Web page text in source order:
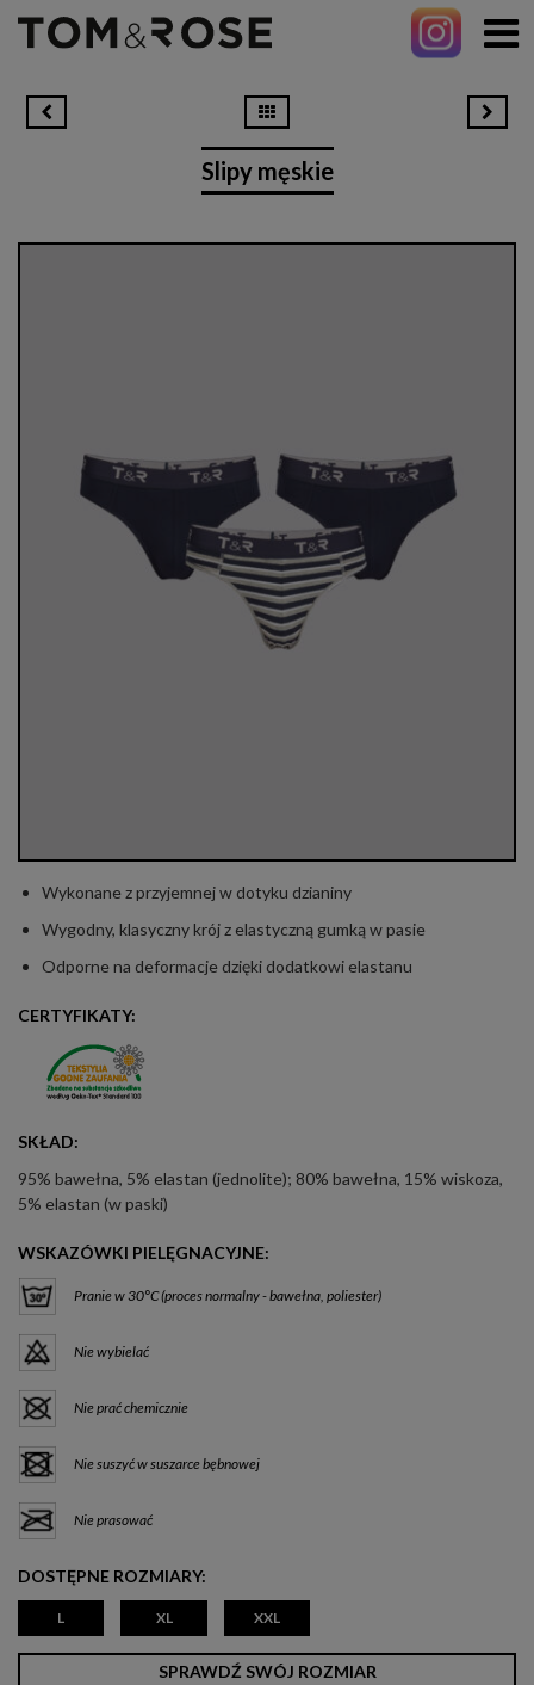
Slipy męskie
Wykonane z przyjemnej w dotyku dzianiny
Wygodny, klasyczny krój z elastyczną gumką w pasie
Odporne na deformacje dzięki dodatkowi elastanu
CERTYFIKATY:
SKŁAD:
95% bawełna, 5% elastan (jednolite); 80% bawełna, 15% wiskoza,
5% elastan (w paski)
WSKAZÓWKI PIELĘGNACYJNE:
Pranie w 30°C (proces normalny - bawełna, poliester)
Nie wybielać
Nie prać chemicznie
Nie suszyć w suszarce bębnowej
Nie prasować
DOSTĘPNE ROZMIARY:
L XL XXL
SPRAWDŹ SWÓJ ROZMIAR